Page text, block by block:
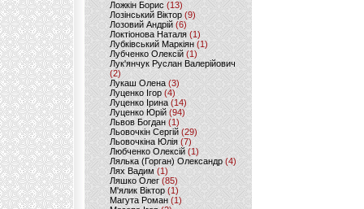
Ложкін Борис(13)
Лозінський Віктор(9)
Лозовий Андрій (6)
Локтіонова Наталя (1)
Лубківський Маркіян(1)
Лубченко Олексій (1)
Лук'янчук Руслан Валерійович
(2)
Лукаш Олена (3)
Луценко Ігор (4)
Луценко Ірина (14)
Луценко Юрій (94)
Львов Богдан (1)
Льовочкін Сергій (29)
Льовочкіна Юлія(7)
Любченко Олексій(1)
Лялька (Горган) Олександр(4)
Лях Вадим (1)
Ляшко Олег (85)
М'ялик Віктор(1)
Магута Роман(1)